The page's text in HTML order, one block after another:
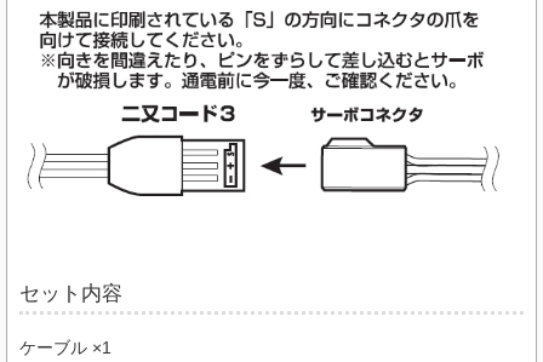
セット内容
ケーブル ×1